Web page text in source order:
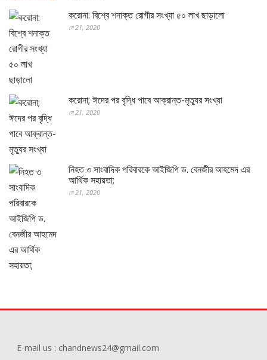
করোনা: বিশ্বে শনাক্ত রোগীর সংখ্যা ৫০ লাখ ছাড়ালো
মে 21, 2020
করোনা; ঈদের পর বৃদ্ধি পাবে আক্রান্ত-মৃত্যুর সংখ্যা
মে 21, 2020
নিহত ৩ সাংবাদিক পরিবারকে আইজিপি ড. বেনজীর আহমেদ এর
আর্থিক সহায়তা;
মে 21, 2020
E-mail us : chandnews24@gmail.com